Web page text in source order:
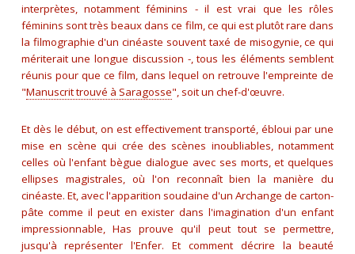
interprètes, notamment féminins - il est vrai que les rôles
féminins sont très beaux dans ce film, ce qui est plutôt rare dans
la filmographie d'un cinéaste souvent taxé de misogynie, ce qui
mériterait une longue discussion -, tous les éléments semblent
réunis pour que ce film, dans lequel on retrouve l'empreinte de
"Manuscrit trouvé à Saragosse", soit un chef-d'œuvre.
Et dès le début, on est effectivement transporté, ébloui par une
mise en scène qui crée des scènes inoubliables, notamment
celles où l'enfant bègue dialogue avec ses morts, et quelques
ellipses magistrales, où l'on reconnaît bien la manière du
cinéaste. Et, avec l'apparition soudaine d'un Archange de carton-
pâte comme il peut en exister dans l'imagination d'un enfant
impressionnable, Has prouve qu'il peut tout se permettre,
jusqu'à représenter l'Enfer. Et comment décrire la beauté